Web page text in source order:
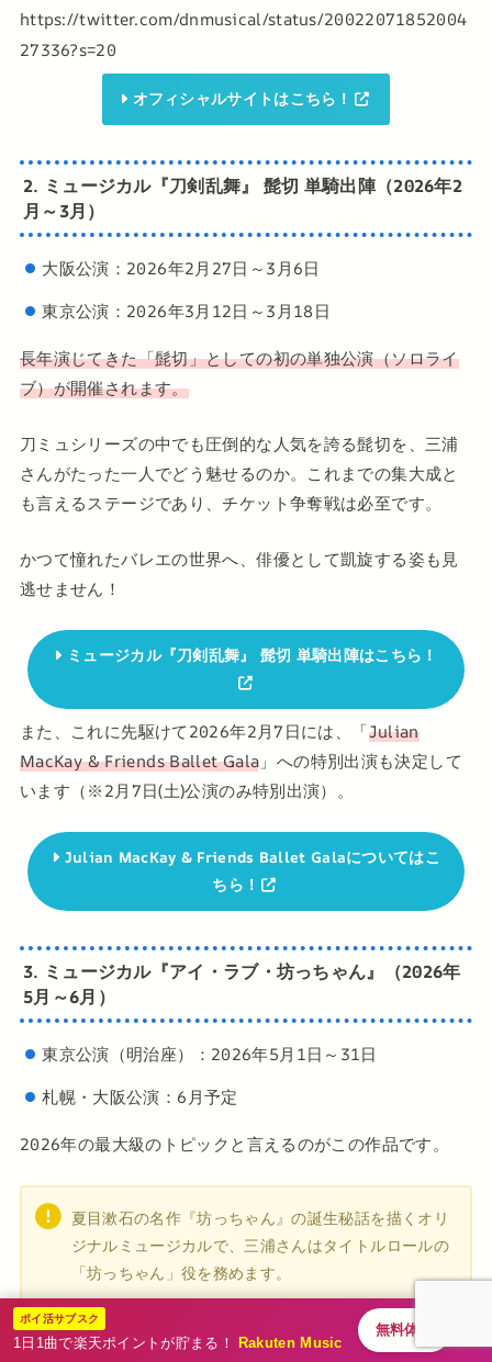
https://twitter.com/dnmusical/status/20022071852004
27336?s=20
オフィシャルサイトはこちら！
2. ミュージカル『刀剣乱舞』 髭切 単騎出陣（2026年2
月～3月）
大阪公演：2026年2月27日～3月6日
東京公演：2026年3月12日～3月18日
長年演じてきた「髭切」としての初の単独公演（ソロライ
ブ）が開催されます。
刀ミュシリーズの中でも圧倒的な人気を誇る髭切を、三浦
さんがたった一人でどう魅せるのか。これまでの集大成と
も言えるステージであり、チケット争奪戦は必至です。
かつて憧れたバレエの世界へ、俳優として凱旋する姿も見
逃せません！
ミュージカル『刀剣乱舞』 髭切 単騎出陣はこちら！
また、これに先駆けて2026年2月7日には、「Julian
MacKay & Friends Ballet Gala」への特別出演も決定して
います（※2月7日(土)公演のみ特別出演）。
Julian MacKay & Friends Ballet Galaについてはこ
ちら！
3. ミュージカル『アイ・ラブ・坊っちゃん』（2026年
5月～6月）
東京公演（明治座）：2026年5月1日～31日
札幌・大阪公演：6月予定
2026年の最大級のトピックと言えるのがこの作品です。
夏目漱石の名作『坊っちゃん』の誕生秘話を描くオリ
ジナルミュージカルで、三浦さんはタイトルロールの
「坊っちゃん」役を務めます。
注目は、ミュージカル界の帝王・井上芳雄さん（夏目漱石
ポイ活サブスク
1日1曲で楽天ポイントが貯まる！ Rakuten Music
無料体験